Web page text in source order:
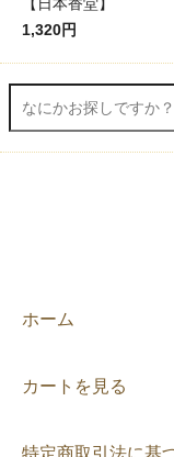
【日本香堂】
1,320円
ホーム
カートを見る